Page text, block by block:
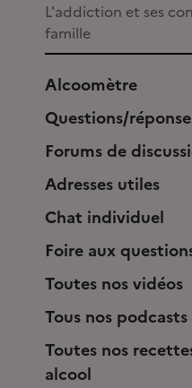
L'addiction et ses
famille
Alcoomètre
Questions/
Forums de
Adresses utiles
Chat individuel
Foire aux
Toutes nos vidéos
Tous nos podcasts
Toutes nos
alcool